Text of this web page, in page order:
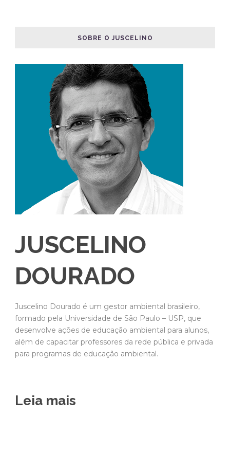
SOBRE O JUSCELINO
JUSCELINO
DOURADO
Juscelino Dourado é um gestor ambiental brasileiro,
formado pela Universidade de São Paulo – USP, que
desenvolve ações de educação ambiental para alunos,
além de capacitar professores da rede pública e privada
para programas de educação ambiental.
Leia mais